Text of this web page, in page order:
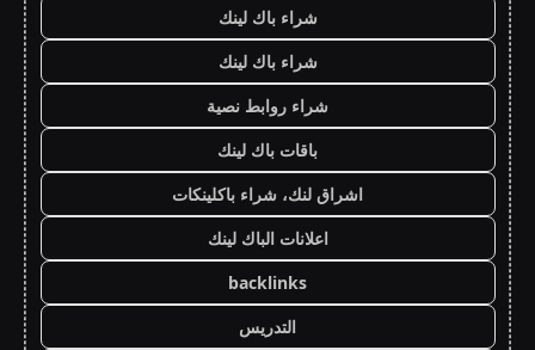
شراء باك لينك
شراء باك لينك
شراء روابط نصية
باقات باك لينك
اشراق لنك، شراء باكلينكات
اعلانات الباك لينك
backlinks
التدريس